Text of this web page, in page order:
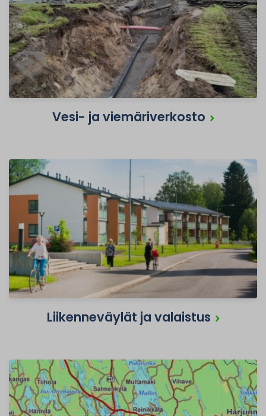
Vesi- ja viemäriverkosto
Liikenneväylät ja valaistus